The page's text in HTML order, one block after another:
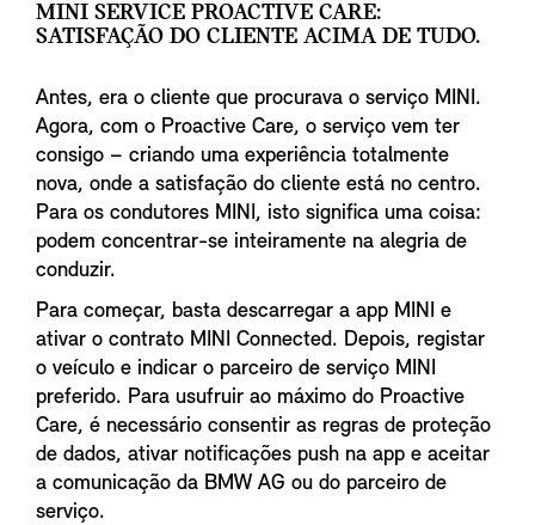
MINI SERVICE PROACTIVE CARE:
SATISFAÇÃO DO CLIENTE ACIMA DE TUDO.
Antes, era o cliente que procurava o serviço MINI.
Agora, com o Proactive Care, o serviço vem ter
consigo – criando uma experiência totalmente
nova, onde a satisfação do cliente está no centro.
Para os condutores MINI, isto significa uma coisa:
podem concentrar-se inteiramente na alegria de
conduzir.
Para começar, basta descarregar a app MINI e
ativar o contrato MINI Connected. Depois, registar
o veículo e indicar o parceiro de serviço MINI
preferido. Para usufruir ao máximo do Proactive
Care, é necessário consentir as regras de proteção
de dados, ativar notificações push na app e aceitar
a comunicação da BMW AG ou do parceiro de
serviço.